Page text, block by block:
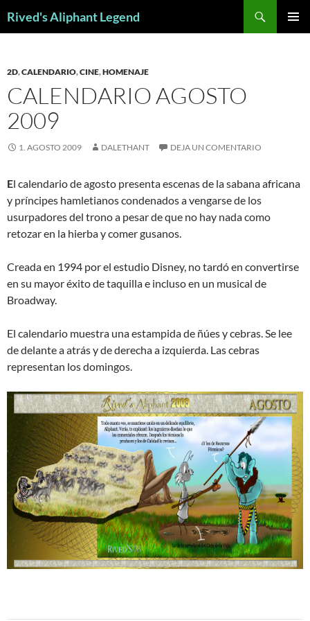
Rived's Aliphant Legend
2D,CALENDARIO,CINE,HOMENAJE
CALENDARIO AGOSTO
2009
1. AGOSTO 2009 DALETHANT DEJA UN COMENTARIO
El calendario de agosto presenta escenas de la sabana africana
y príncipes hamletianos condenados a vengarse de los
usurpadores del trono a pesar de que no hay nada como
retozar en la hierba y comer gusanos.
Creada en 1994 por el estudio Disney, no tardó en convertirse
en su mayor éxito de taquilla e incluso en un musical de
Broadway.
El calendario muestra una estampida de ñúes y cebras. Se lee
de delante a atrás y de derecha a izquierda. Las cebras
representan los domingos.